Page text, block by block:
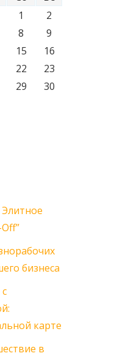
1
2
8
9
15
16
22
23
29
30
бизнеса
карте
в